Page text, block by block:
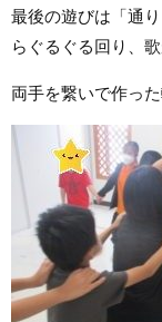
最後の遊びは「通
らぐるぐる回り、
両手を繋いで作っ